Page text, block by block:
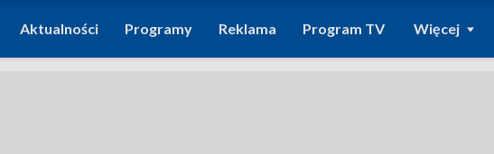
Aktualności Programy Reklama Program TV Więcej